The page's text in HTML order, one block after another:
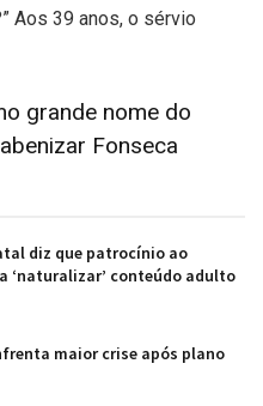
Aos 39 anos, o sérvio
grande nome do
Fonseca
diz que patrocínio ao
‘naturalizar’ conteúdo adulto
maior crise após plano